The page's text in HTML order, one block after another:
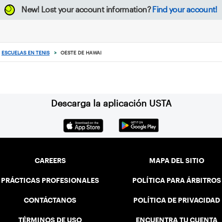
New! Lost your account information? Find your account!
ESCUELAS EN TENIS > OESTE DE HAWAI
Descarga la aplicación USTA
CAREERS
PRÁCTICAS PROFESIONALES
CONTÁCTANOS
TÉRMINOS DE USO
MAPA DEL SITIO
POLÍTICA PARA ÁRBITROS
POLÍTICA DE PRIVACIDAD
ENCUENTRA TU CUENTA